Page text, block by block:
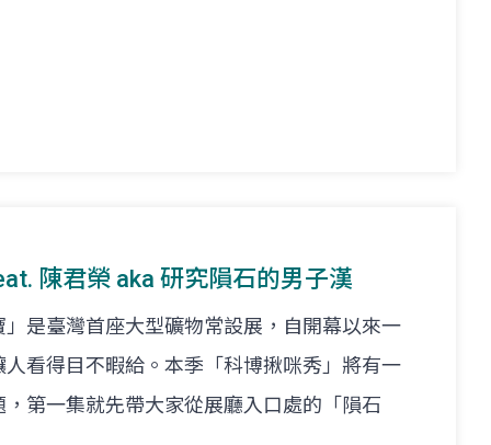
陳君榮 aka 研究隕石的男子漢
是臺灣首座大型礦物常設展，自開幕以來一
看得目不暇給。本季「科博揪咪秀」將有一
第一集就先帶大家從展廳入口處的「隕石